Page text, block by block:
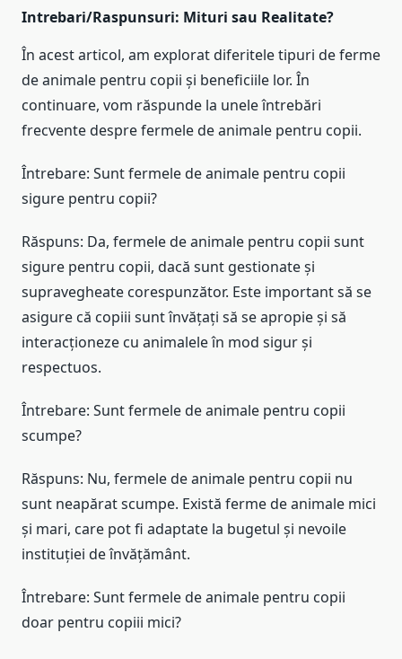
Intrebari/Raspunsuri: Mituri sau Realitate?
În acest articol, am explorat diferitele tipuri de ferme
de animale pentru copii și beneficiile lor. În
continuare, vom răspunde la unele întrebări
frecvente despre fermele de animale pentru copii.
Întrebare: Sunt fermele de animale pentru copii
sigure pentru copii?
Răspuns: Da, fermele de animale pentru copii sunt
sigure pentru copii, dacă sunt gestionate și
supravegheate corespunzător. Este important să se
asigure că copiii sunt învățați să se apropie și să
interacționeze cu animalele în mod sigur și
respectuos.
Întrebare: Sunt fermele de animale pentru copii
scumpe?
Răspuns: Nu, fermele de animale pentru copii nu
sunt neapărat scumpe. Există ferme de animale mici
și mari, care pot fi adaptate la bugetul și nevoile
instituției de învățământ.
Întrebare: Sunt fermele de animale pentru copii
doar pentru copiii mici?